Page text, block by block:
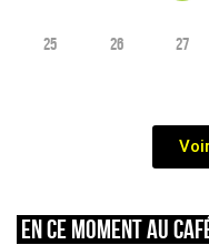
25 26 27
En ce moment au